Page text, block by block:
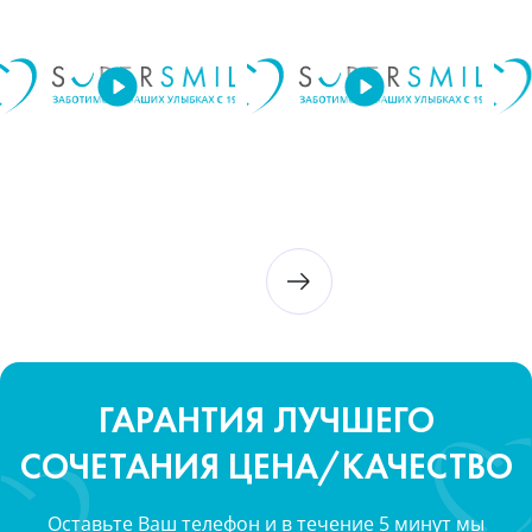
ГАРАНТИЯ ЛУЧШЕГО
СОЧЕТАНИЯ ЦЕНА/КАЧЕСТВО
Оставьте Ваш телефон и в течение 5 минут мы